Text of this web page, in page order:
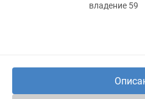
владение 59